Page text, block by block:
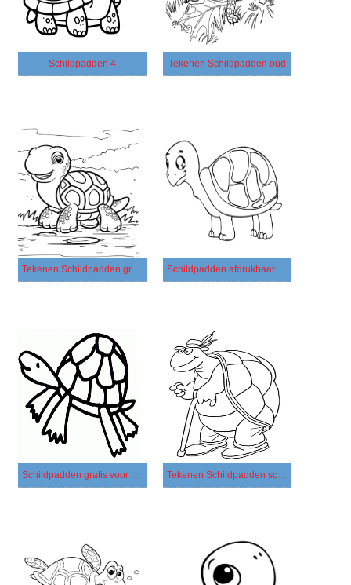
Schildpadden 4 Tekenen Schildpadden oud
Tekenen Schildpadden gratis voor kinderen Schildpadden afdrukbaar voor kinderen
Schildpadden gratis voor kinderen Tekenen Schildpadden schetsen